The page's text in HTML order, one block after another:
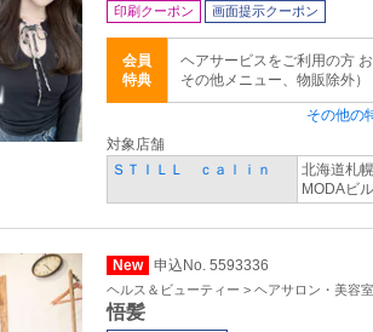
印刷クーポン 画面提示クーポン
会員
特典
ヘアサービスをご利用の方
その他メニュー、物販除外）
その他の
対象店舗
ＳＴＩＬＬ ｃａｌｉｎ
北海道札
MODAビ
New 申込No. 5593336
ヘルス＆ビューティー > ヘアサロン・美容室
悟髪